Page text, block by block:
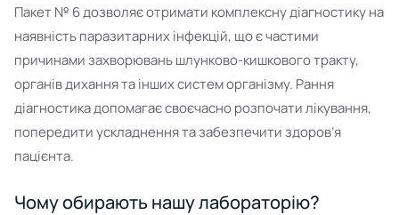
Пакет № 6 дозволяє отримати комплексну діагностику на
наявність паразитарних інфекцій, що є частими
причинами захворювань шлунково-кишкового тракту,
органів дихання та інших систем організму. Рання
діагностика допомагає своєчасно розпочати лікування,
попередити ускладнення та забезпечити здоров’я
пацієнта.
Чому обирають нашу лабораторію?